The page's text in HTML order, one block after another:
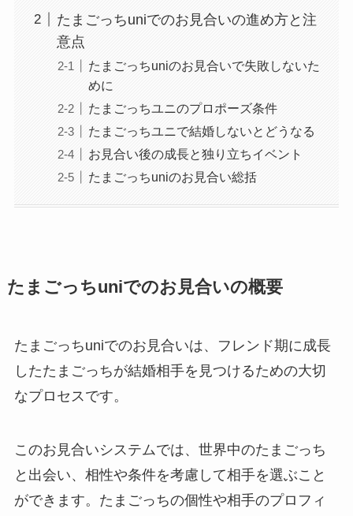
たまごっちuniでのお見合いの進め方と注
意点
たまごっちuniのお見合いで失敗しないた
めに
たまごっちユニのプロポーズ条件
たまごっちユニで結婚しないとどうなる
お見合い後の成長と独り立ちイベント
たまごっちuniのお見合い総括
たまごっちuniでのお見合いの概要
たまごっちuniでのお見合いは、フレンド期に成長
したたまごっちが結婚相手を見つけるための大切
なプロセスです。
このお見合いシステムでは、世界中のたまごっち
と出会い、相性や条件を考慮して相手を選ぶこと
ができます。たまごっちの個性や相手のプロフィ